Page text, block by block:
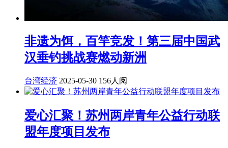
非遗为饵，百竿竞发！第三届中国武
汉垂钓挑战赛燃动新洲
台湾经济 2025-05-30 156人阅
爱心汇聚！苏州两岸青年公益行动联
盟年度项目发布